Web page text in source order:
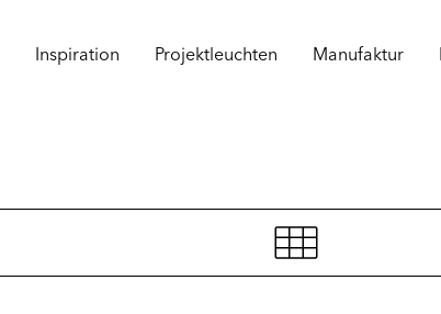
Inspiration Projektleuchten Manufaktur